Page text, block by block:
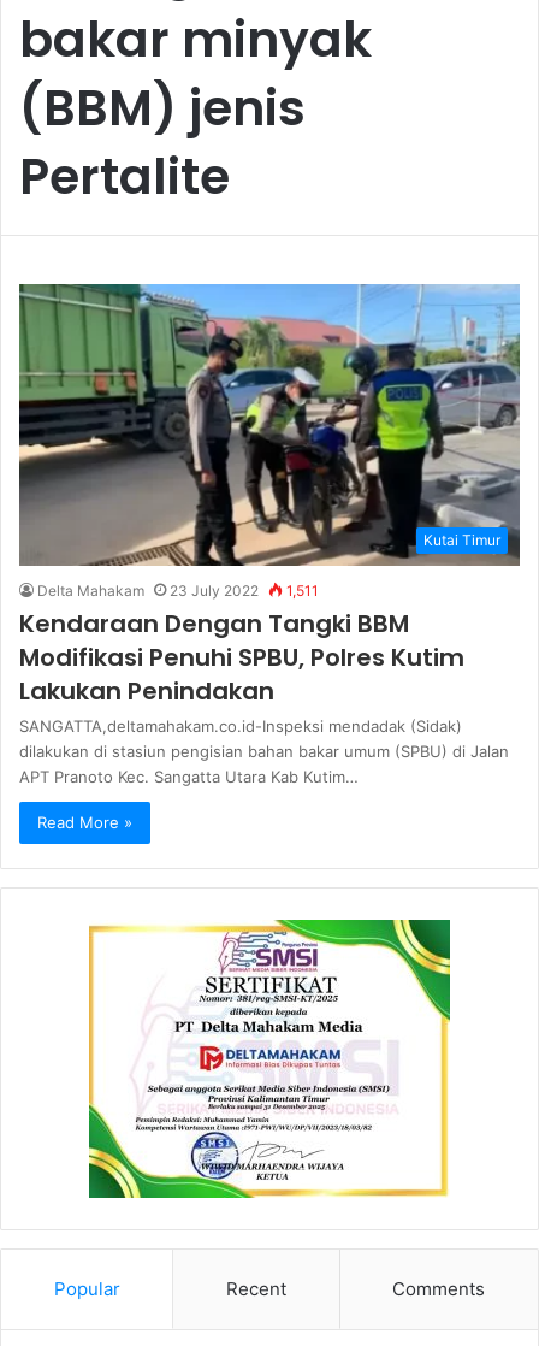
bakar minyak
(BBM) jenis
Pertalite
Kutai Timur
Delta Mahakam 23 July 2022 1,511
Kendaraan Dengan Tangki BBM
Modifikasi Penuhi SPBU, Polres Kutim
Lakukan Penindakan
SANGATTA,deltamahakam.co.id-Inspeksi mendadak (Sidak)
dilakukan di stasiun pengisian bahan bakar umum (SPBU) di Jalan
APT Pranoto Kec. Sangatta Utara Kab Kutim…
Read More »
Popular Recent Comments